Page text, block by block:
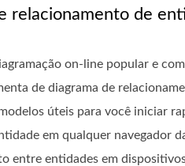
relacionamento de
on-line popular e
de diagrama de
úteis para você iniciar
em qualquer navegador
entre entidades em